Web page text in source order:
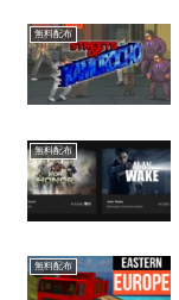
無料配布
無料配布
無料配布